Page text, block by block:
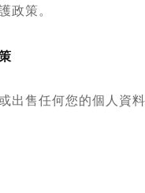
政策。
出售任何您的個人資